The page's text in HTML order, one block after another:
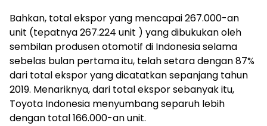
Bahkan, total ekspor yang mencapai 267.000-an
unit (tepatnya 267.224 unit ) yang dibukukan oleh
sembilan produsen otomotif di Indonesia selama
sebelas bulan pertama itu, telah setara dengan 87%
dari total ekspor yang dicatatkan sepanjang tahun
2019. Menariknya, dari total ekspor sebanyak itu,
Toyota Indonesia menyumbang separuh lebih
dengan total 166.000-an unit.